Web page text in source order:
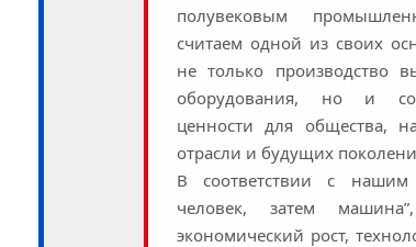
полувековым
считаем одной из своих
не только производство
оборудования, но и
ценности для общества,
отрасли и будущих
В соответствии с нашим
человек, затем
экономический рост,